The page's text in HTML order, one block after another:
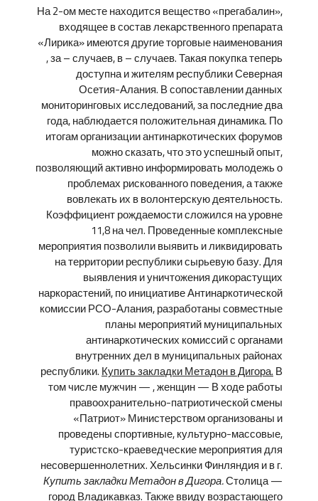
На 2-ом месте находится вещество «прегабалин»,
входящее в состав лекарственного препарата
«Лирика» имеются другие торговые наименования
, за – случаев, в – случаев. Такая покупка теперь
доступна и жителям республики Северная
Осетия-Алания. В сопоставлении данных
мониторинговых исследований, за последние два
года, наблюдается положительная динамика. По
итогам организации антинаркотических форумов
можно сказать, что это успешный опыт,
позволяющий активно информировать молодежь о
проблемах рискованного поведения, а также
вовлекать их в волонтерскую деятельность.
Коэффициент рождаемости сложился на уровне
11,8 на чел. Проведенные комплексные
мероприятия позволили выявить и ликвидировать
на территории республики сырьевую базу. Для
выявления и уничтожения дикорастущих
наркорастений, по инициативе Антинаркотической
комиссии РСО-Алания, разработаны совместные
планы мероприятий муниципальных
антинаркотических комиссий с органами
внутренних дел в муниципальных районах
республики.Купить закладки Метадон в Дигора.В
том числе мужчин — , женщин — В ходе работы
правоохранительно-патриотической смены
«Патриот» Министерством организованы и
проведены спортивные, культурно-массовые,
туристско-краеведческие мероприятия для
несовершеннолетних. Хельсинки Финляндия и в г.
Купить закладки Метадон в Дигора.Столица —
город Владикавказ. Также ввиду возрастающего